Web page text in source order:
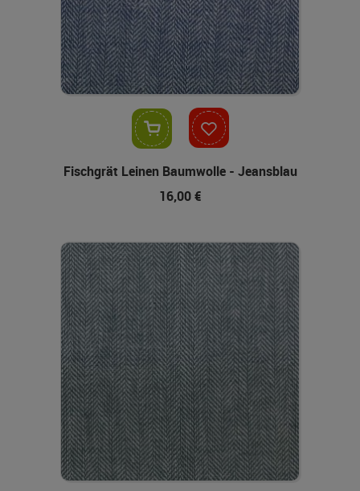
Fischgrät Leinen Baumwolle - Jeansblau
16,00 €